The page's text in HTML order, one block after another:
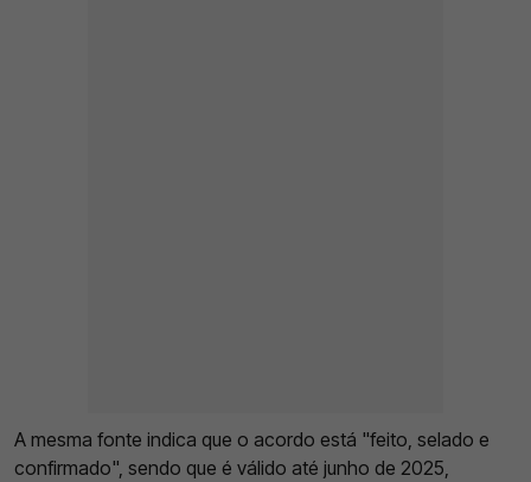
A mesma fonte indica que o acordo está "feito, selado e
confirmado", sendo que é válido até junho de 2025,